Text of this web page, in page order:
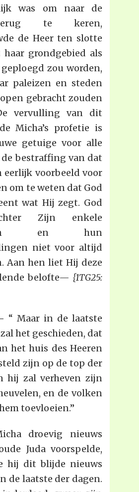
was om naar de
te keren,
de Heer ten slotte
grondgebied als
zou worden,
paleizen en steden
gebracht zouden
vervulling van dit
Micha’s profetie is
getuige voor alle
bestraffing van dat
eerlijk voorbeeld voor
om te weten dat God
wat Hij zegt. God
Zijn enkele
en hun
niet voor altijd
Aan hen liet Hij deze
belofte— {1TG25:
“ Maar in de laatste
het geschieden, dat
het huis des Heeren
zijn op de top der
hij zal verheven zijn
en de volken
toevloeien.”
droevig nieuws
Juda voorspelde,
hij dit blijde nieuws
de laatste der dagen.